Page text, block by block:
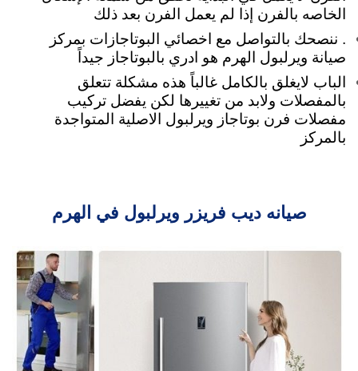
الخاصه بالفرن إذا لم يعمل الفرن بعد ذلك
. ننصحك بالتواصل مع اخصائي البوتاجازات بمركز
صيانة ويرلبول الهرم هو ادري بالبوتاجاز جيداً
الباب لايغلق بالكامل غالباً هذه مشكلة تتعلق
بالمفصلات ولابد من تغييرها لكن يفضل تركيب
مفصلات فرن بوتاجاز ويرلبول الاصلية المتواجدة
بالمركز
صيانه ديب فريزر ويرلبول في الهرم